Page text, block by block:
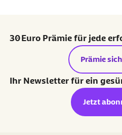
30 Euro Prämie für jede
externer
Prämie
Ihr Newsletter für ein
Jetzt